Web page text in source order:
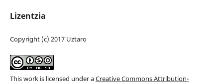
Lizentzia
Copyright (c) 2017 Uztaro
This work is licensed under aCreative Commons Attribution-